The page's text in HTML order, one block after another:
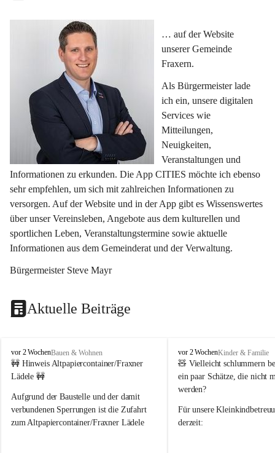
… auf der Website
unserer Gemeinde
Fraxern.
Als Bürgermeister lade
ich ein, unsere digitalen
Services wie
Mitteilungen,
Neuigkeiten,
Veranstaltungen und
Informationen zu erkunden. Die App CITIES möchte ich ebenso
sehr empfehlen, um sich mit zahlreichen Informationen zu
versorgen. Auf der Website und in der App gibt es Wissenswertes
über unser Vereinsleben, Angebote aus dem kulturellen und
sportlichen Leben, Veranstaltungstermine sowie aktuelle
Informationen aus dem Gemeinderat und der Verwaltung.
Bürgermeister Steve Mayr
Aktuelle Beiträge
F
r
a
e
r
n
vor 2 WochenBauen & Wohnen
🚧 Hinweis Altpapiercontainer/Fraxner
Lädele 🚧
Aufgrund der Baustelle und der damit
verbundenen Sperrungen ist die Zufahrt
zum Altpapiercontainer/Fraxner Lädele
F
r
a
x
r
n
vor 2 WochenKinder & Familie
🧸 Vielleicht schlummern
ein paar Schätze, die nicht
werden?
Für unsere
derzeit: